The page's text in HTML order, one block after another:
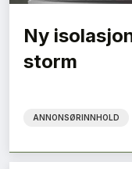
Byggenæringens
Ny
storm
ANNONSØRINNHOLD